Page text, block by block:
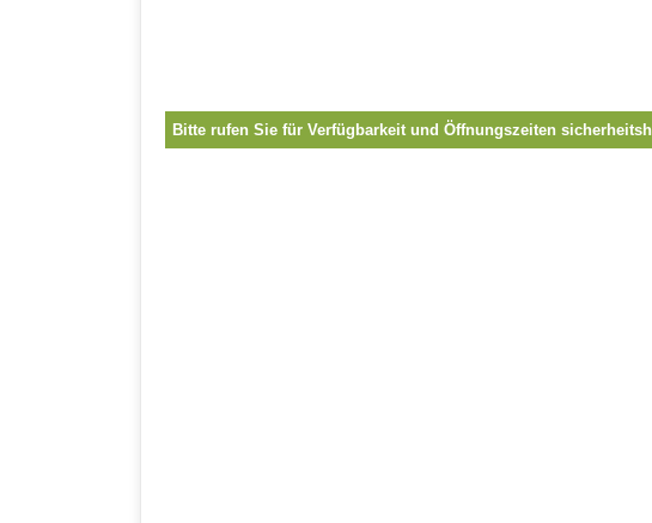
Bitte rufen Sie für Verfügbarkeit und Öffnungszeiten